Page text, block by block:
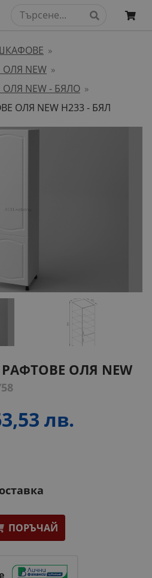
»
NEW »
NEW - БЯЛО »
ОЛЯ NEW H233 - БЯЛ
ОЛЯ NEW
лв.
ПОРЪЧАЙ